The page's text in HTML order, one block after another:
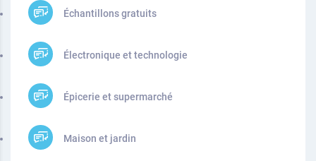
Échantillons gratuits
Électronique et technologie
Épicerie et supermarché
Maison et jardin